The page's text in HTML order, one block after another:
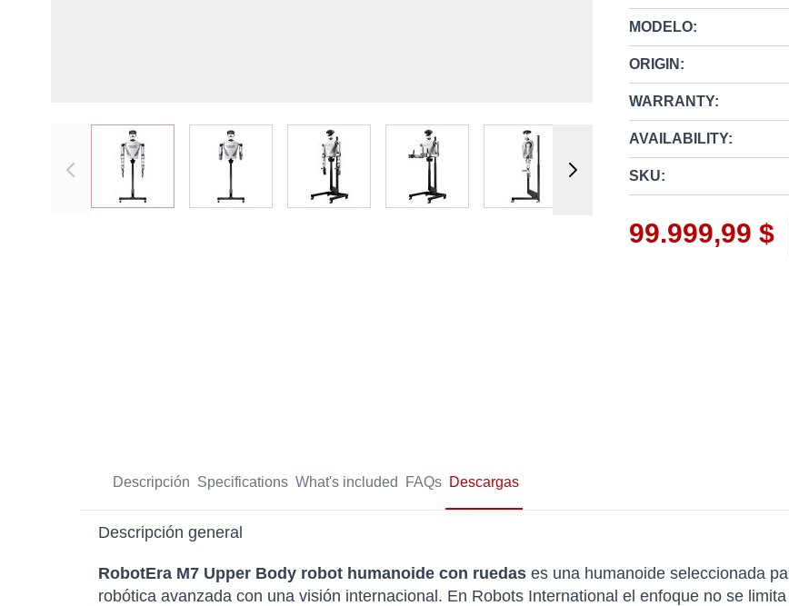
View larger imageView larger imageView larger imageView larger imageView larger imageView larger image
MODELO:
ORIGIN:
WARRANTY:
AVAILABILITY:
SKU:
99.999,99 $
Descripción Specifications What's included FAQs Descargas
Descripción general
RobotEra M7 Upper Body robot humanoide con ruedas es una humanoide seleccionada
robótica avanzada con una visión internacional. En Robots International el enfoque no se